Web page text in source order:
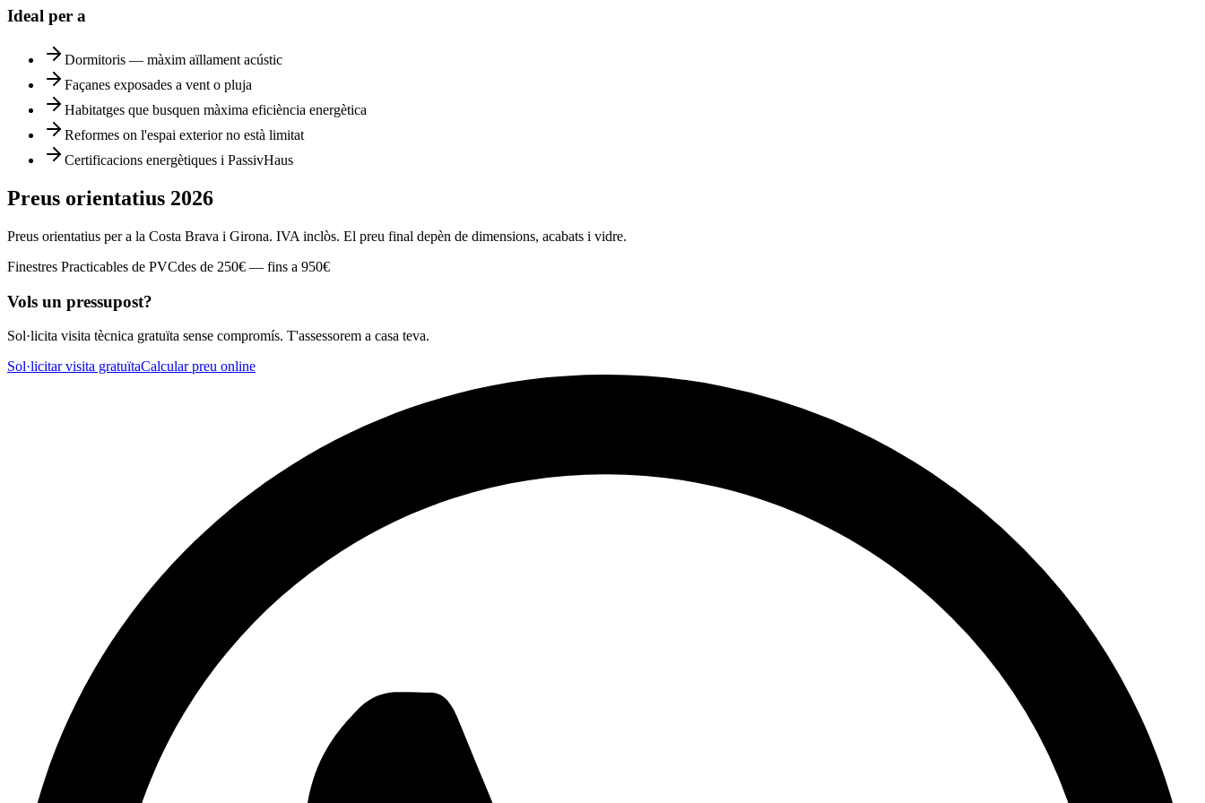
Ideal per a
Dormitoris — màxim aïllament acústic
Façanes exposades a vent o pluja
Habitatges que busquen màxima eficiència energètica
Reformes on l'espai exterior no està limitat
Certificacions energètiques i PassivHaus
Preus orientatius 2026
Preus orientatius per a la Costa Brava i Girona. IVA inclòs. El preu final depèn de dimensions, acabats i vidre.
Finestres Practicables de PVCdes de 250€ — fins a 950€
Vols un pressupost?
Sol·licita visita tècnica gratuïta sense compromís. T'assessorem a casa teva.
Sol·licitar visita gratuïtaCalcular preu online